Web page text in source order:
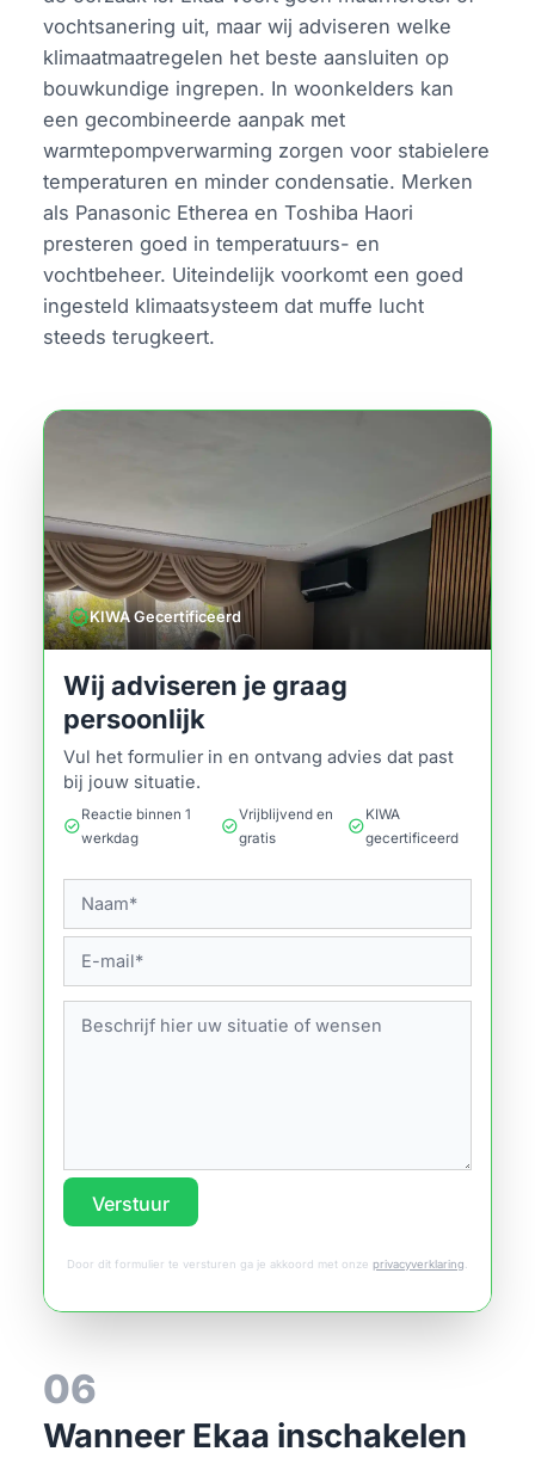
vochtsanering uit, maar wij adviseren welke
klimaatmaatregelen het beste aansluiten op
bouwkundige ingrepen. In woonkelders kan
een gecombineerde aanpak met
warmtepompverwarming zorgen voor stabielere
temperaturen en minder condensatie. Merken
als Panasonic Etherea en Toshiba Haori
presteren goed in temperatuurs- en
vochtbeheer. Uiteindelijk voorkomt een goed
ingesteld klimaatsysteem dat muffe lucht
steeds terugkeert.
verifiedKIWA Gecertificeerd
Wij adviseren je graag
persoonlijk
Vul het formulier in en ontvang advies dat past
bij jouw situatie.
check_circle
Reactie binnen 1
werkdag
check_circle
Vrijblijvend en
gratis
check_circle
KIWA
gecertificeerd
Verstuur
Door dit formulier te versturen ga je akkoord met onze privacyverklaring
06
Wanneer Ekaa inschakelen